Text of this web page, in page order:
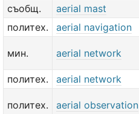
съобщ.
aerial mast
политех.
aerial navigation
мин. aerial network
политех.
aerial network
политех. aerial observation